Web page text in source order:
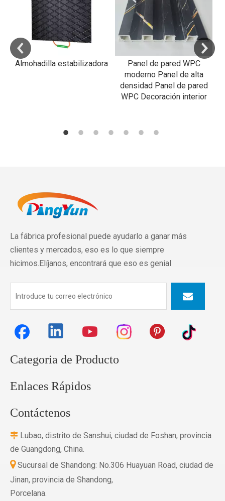
Almohadilla estabilizadora
Panel de pared WPC
moderno Panel de alta
densidad Panel de pared
WPC Decoración interior
La fábrica profesional puede ayudarlo a ganar más
clientes y mercados, eso es lo que siempre
hicimos.Elíjanos, encontrará que eso es genial
Categoria de Producto
Enlaces Rápidos
Contáctenos
 Lubao, distrito de Sanshui, ciudad de Foshan, provincia
de Guangdong, China.
Sucursal de Shandong: No.306 Huayuan Road, ciudad de
Jinan, provincia de Shandong,
Porcelana.